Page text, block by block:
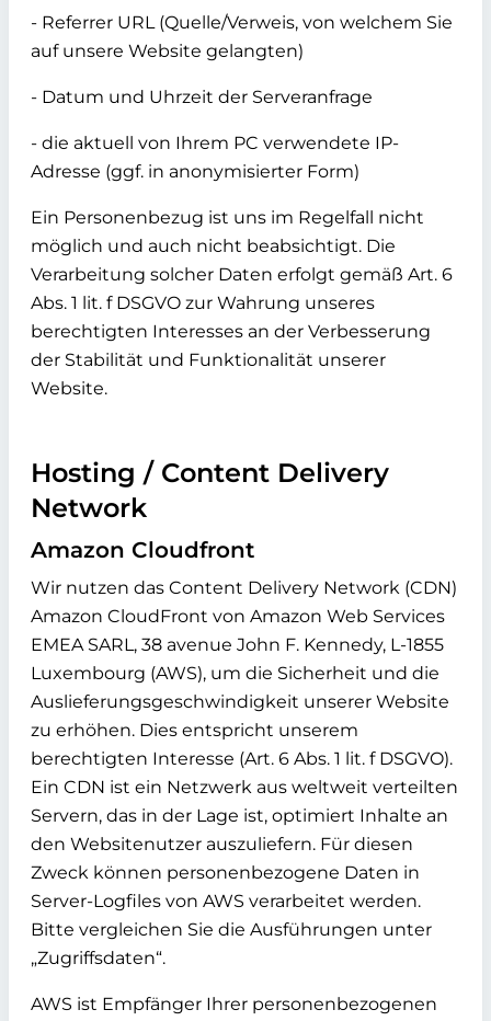
- Referrer URL (Quelle/Verweis, von welchem Sie
auf unsere Website gelangten)
- Datum und Uhrzeit der Serveranfrage
- die aktuell von Ihrem PC verwendete IP-
Adresse (ggf. in anonymisierter Form)
Ein Personenbezug ist uns im Regelfall nicht
möglich und auch nicht beabsichtigt. Die
Verarbeitung solcher Daten erfolgt gemäß Art. 6
Abs. 1 lit. f DSGVO zur Wahrung unseres
berechtigten Interesses an der Verbesserung
der Stabilität und Funktionalität unserer
Website.
Hosting / Content Delivery
Network
Amazon Cloudfront
Wir nutzen das Content Delivery Network (CDN)
Amazon CloudFront von Amazon Web Services
EMEA SARL, 38 avenue John F. Kennedy, L-1855
Luxembourg (AWS), um die Sicherheit und die
Auslieferungsgeschwindigkeit unserer Website
zu erhöhen. Dies entspricht unserem
berechtigten Interesse (Art. 6 Abs. 1 lit. f DSGVO).
Ein CDN ist ein Netzwerk aus weltweit verteilten
Servern, das in der Lage ist, optimiert Inhalte an
den Websitenutzer auszuliefern. Für diesen
Zweck können personenbezogene Daten in
Server-Logfiles von AWS verarbeitet werden.
Bitte vergleichen Sie die Ausführungen unter
„Zugriffsdaten“.
AWS ist Empfänger Ihrer personenbezogenen